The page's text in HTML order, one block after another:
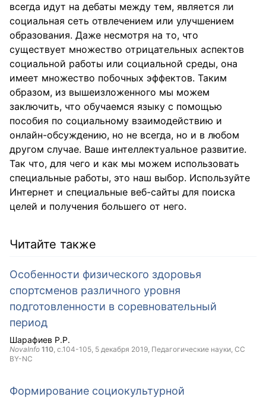
всегда идут на дебаты между тем, является ли
социальная сеть отвлечением или улучшением
образования. Даже несмотря на то, что
существует множество отрицательных аспектов
социальной работы или социальной среды, она
имеет множество побочных эффектов. Таким
образом, из вышеизложенного мы можем
заключить, что обучаемся языку с помощью
пособия по социальному взаимодействию и
онлайн-обсуждению, но не всегда, но и в любом
другом случае. Ваше интеллектуальное развитие.
Так что, для чего и как мы можем использовать
специальные работы, это наш выбор. Используйте
Интернет и специальные веб-сайты для поиска
целей и получения большего от него.
Читайте также
Особенности физического здоровья
спортсменов различного уровня
подготовленности в соревновательный
период
Шарафиев Р.Р.
NovaInfo 110, с.104-105, 5 декабря 2019, Педагогические науки, CC
BY-NC
Формирование социокультурной